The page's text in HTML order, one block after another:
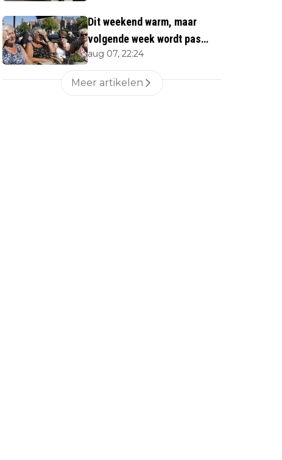
Dit weekend warm, maar
volgende week wordt pas
écht heet
aug 07, 22:24
Meer artikelen